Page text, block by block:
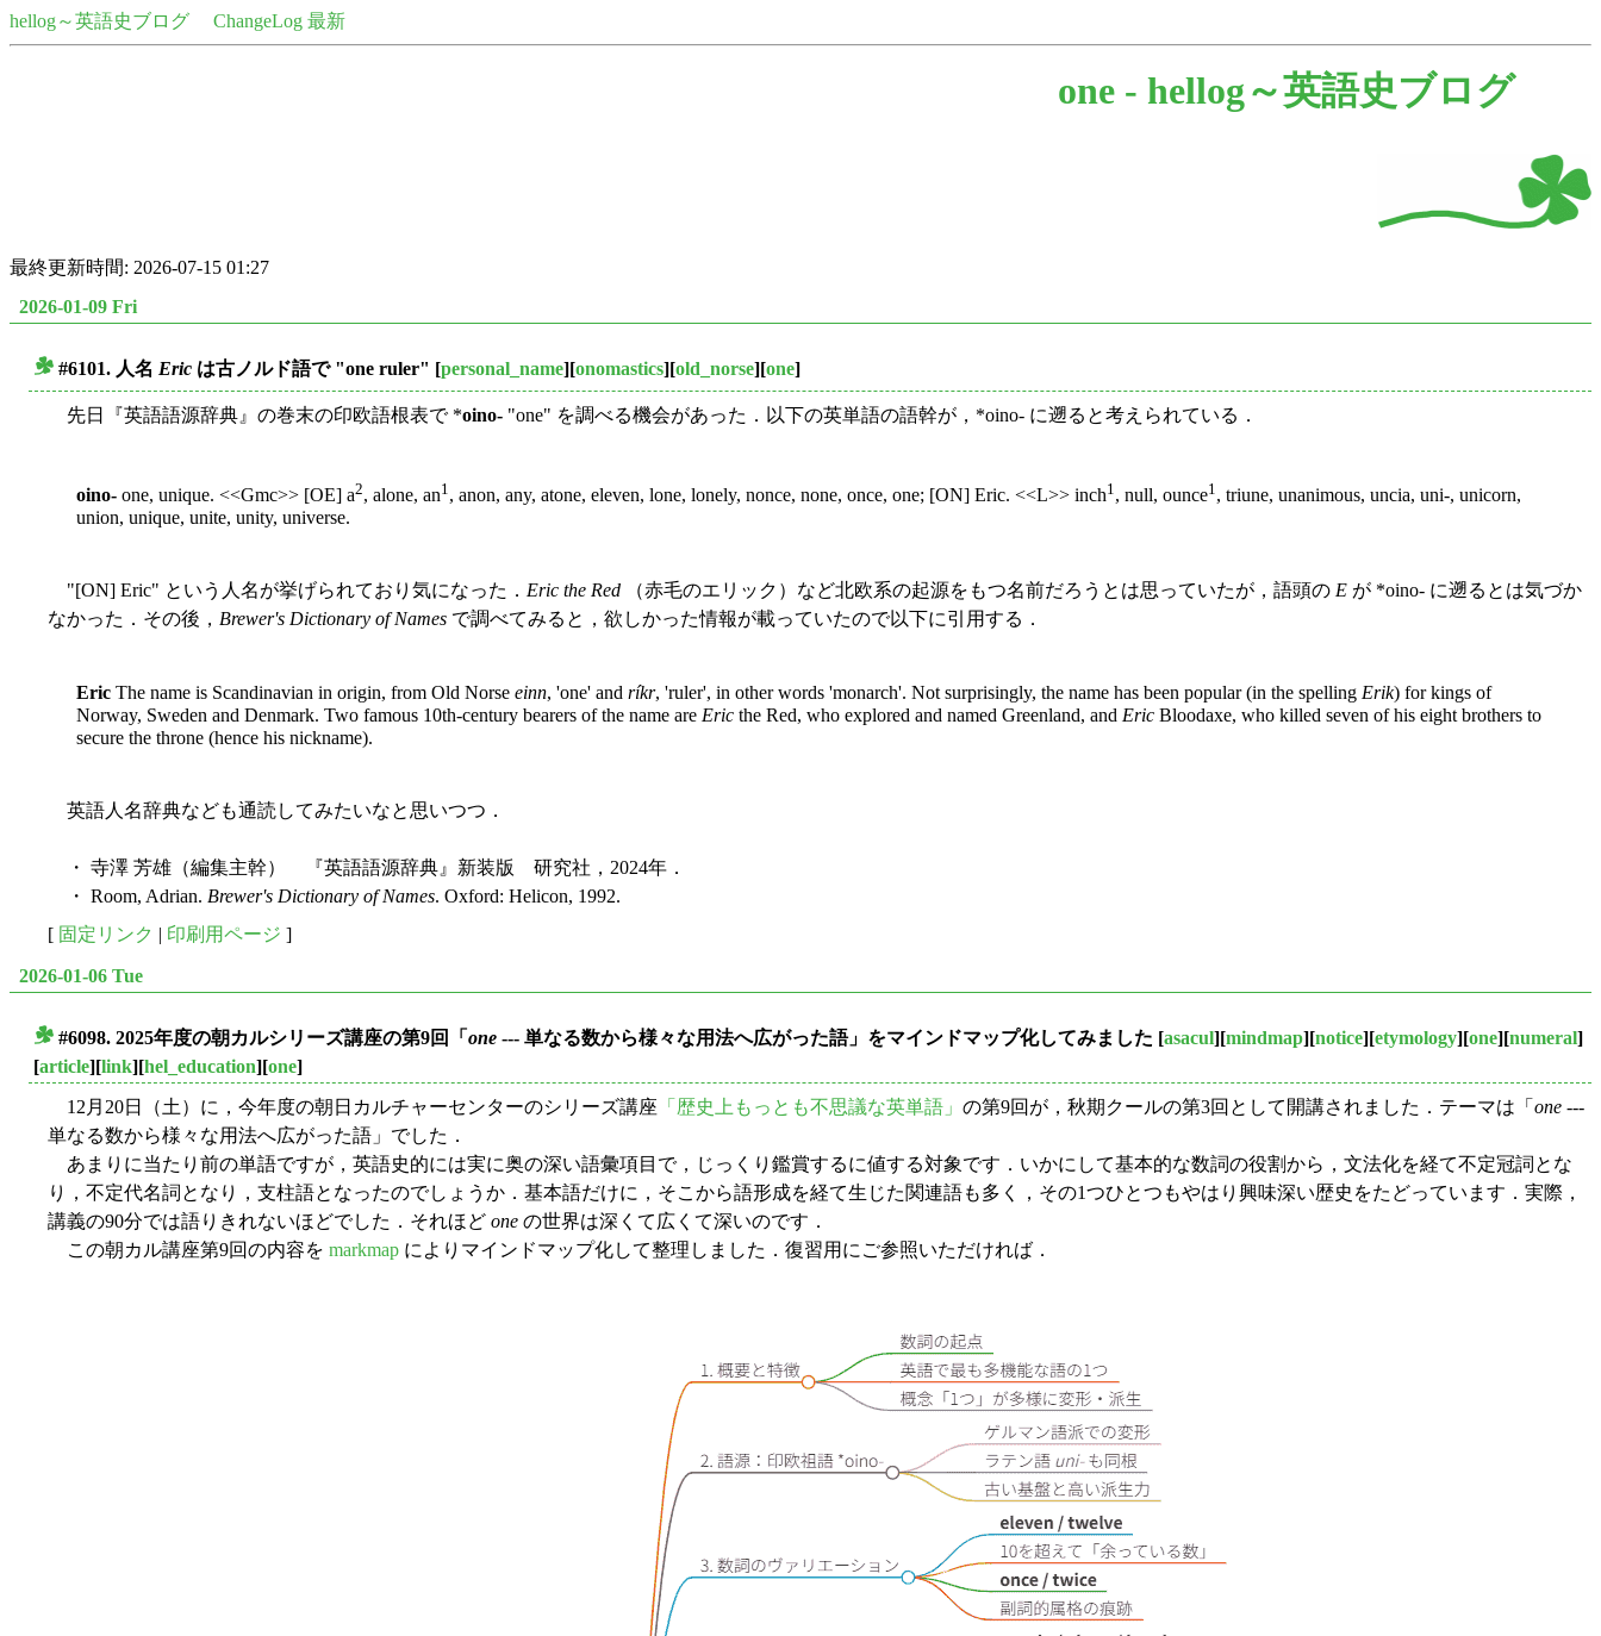
hellog～英語史ブログ ChangeLog 最新
one - hellog～英語史ブログ
最終更新時間: 2026-07-15 01:27
2026-01-09 Fri
#6101. 人名 Eric は古ノルド語で "one ruler" [personal_name][onomastics][old_norse][one]
先日『英語語源辞典』の巻末の印欧語根表で *oino- "one" を調べる機会があった．以下の英単語の語幹が，*oino- に遡ると考えられている．
oino- one, unique. <<Gmc>> [OE] a2, alone, an1, anon, any, atone, eleven, lone, lonely, nonce, none, once, one; [ON] Eric. <<L>> inch1, null, ounce1, triune, unanimous, uncia, uni-, unicorn,
union, unique, unite, unity, universe.
"[ON] Eric" という人名が挙げられており気になった． Eric the Red （赤毛のエリック）など北欧系の起源をもつ名前だろうとは思っていたが，語頭の E が *oino- に遡るとは気づか
なかった．その後， Brewer's Dictionary of Names で調べてみると，欲しかった情報が載っていたので以下に引用する．
Eric The name is Scandinavian in origin, from Old Norse einn, 'one' and ríkr, 'ruler', in other words 'monarch'. Not surprisingly, the name has been popular (in the spelling Erik) for kings of
Norway, Sweden and Denmark. Two famous 10th-century bearers of the name are Eric the Red, who explored and named Greenland, and Eric Bloodaxe, who killed seven of his eight brothers to
secure the throne (hence his nickname).
英語人名辞典なども通読してみたいなと思いつつ．
・ 寺澤 芳雄（編集主幹） 『英語語源辞典』新装版 研究社，2024年．
・ Room, Adrian. Brewer's Dictionary of Names. Oxford: Helicon, 1992.
[ 固定リンク 印刷用ページ ]
2026-01-06 Tue
#6098. 2025年度の朝カルシリーズ講座の第9回「 one --- 単なる数から様々な用法へ広がった語」をマインドマップ化してみました [asacul][mindmap][notice][etymology][one][numeral]
[article][link][hel_education][one]
12月20日（土）に，今年度の朝日カルチャーセンターのシリーズ講座 「歴史上もっとも不思議な英単語」 の第9回が，秋期クールの第3回として開講されました．テーマは「 one ---
単なる数から様々な用法へ広がった語」でした．
あまりに当たり前の単語ですが，英語史的には実に奥の深い語彙項目で，じっくり鑑賞するに値する対象です．いかにして基本的な数詞の役割から，文法化を経て不定冠詞とな
り，不定代名詞となり，支柱語となったのでしょうか．基本語だけに，そこから語形成を経て生じた関連語も多く，その1つひとつもやはり興味深い歴史をたどっています．実際，
講義の90分では語りきれないほどでした．それほど one の世界は深くて広くて深いのです．
この朝カル講座第9回の内容を markmap によりマインドマップ化して整理しました．復習用にご参照いただければ．